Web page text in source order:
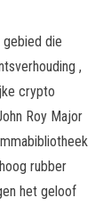
die
,
crypto
Roy Major
rubber
het geloof